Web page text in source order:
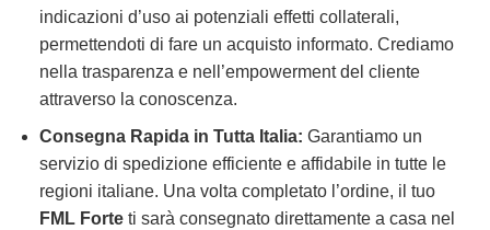
indicazioni d’uso ai potenziali effetti collaterali,
permettendoti di fare un acquisto informato. Crediamo
nella trasparenza e nell’empowerment del cliente
attraverso la conoscenza.
Consegna Rapida in Tutta Italia: Garantiamo un
servizio di spedizione efficiente e affidabile in tutte le
regioni italiane. Una volta completato l’ordine, il tuo
FML Forteti sarà consegnato direttamente a casa nel